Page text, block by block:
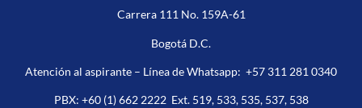
Carrera 111 No. 159A-61
Bogotá D.C.
Atención al aspirante – Línea de Whatsapp: +57 311 281 0340
PBX: +60 (1) 662 2222Ext. 519, 533, 535, 537, 538